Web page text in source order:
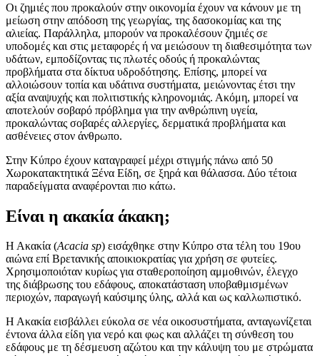
Οι ζημιές που προκαλούν στην οικονομία έχουν να κάνουν με τη
μείωση στην απόδοση της γεωργίας, της δασοκομίας και της
αλιείας. Παράλληλα, μπορούν να προκαλέσουν ζημιές σε
υποδομές και στις μεταφορές ή να μειώσουν τη διαθεσιμότητα των
υδάτων, εμποδίζοντας τις πλωτές οδούς ή προκαλώντας
προβλήματα στα δίκτυα υδροδότησης. Επίσης, μπορεί να
αλλοιώσουν τοπία και υδάτινα συστήματα, μειώνοντας έτσι την
αξία αναψυχής και πολιτιστικής κληρονομιάς. Ακόμη, μπορεί να
αποτελούν σοβαρό πρόβλημα για την ανθρώπινη υγεία,
προκαλώντας σοβαρές αλλεργίες, δερματικά προβλήματα και
ασθένειες στον άνθρωπο.
Στην Κύπρο έχουν καταγραφεί μέχρι στιγμής πάνω από 50
Χωροκατακτητικά Ξένα Είδη, σε ξηρά και θάλασσα. Δύο τέτοια
παραδείγματα αναφέρονται πιο κάτω.
Είναι η ακακία άκακη;
Η Ακακία (Acacia sp) εισάχθηκε στην Κύπρο στα τέλη του 19ου
αιώνα επί Βρετανικής αποικιοκρατίας για χρήση σε φυτείες.
Χρησιμοποιόταν κυρίως για σταθεροποίηση αμμοθινών, έλεγχο
της διάβρωσης του εδάφους, αποκατάσταση υποβαθμισμένων
περιοχών, παραγωγή καύσιμης ύλης, αλλά και ως καλλωπιστικό.
Η Ακακία εισβάλλει εύκολα σε νέα οικοσυστήματα, ανταγωνίζεται
έντονα άλλα είδη για νερό και φως και αλλάζει τη σύνθεση του
εδάφους με τη δέσμευση αζώτου και την κάλυψη του με στρώματα